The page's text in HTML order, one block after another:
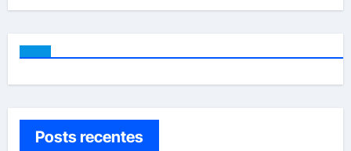
Posts recentes